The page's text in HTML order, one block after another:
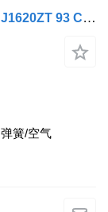
DAF XF 530 6X4 EURO 6 + JONSERED J1620ZT 93 CRANE
弹簧/空气